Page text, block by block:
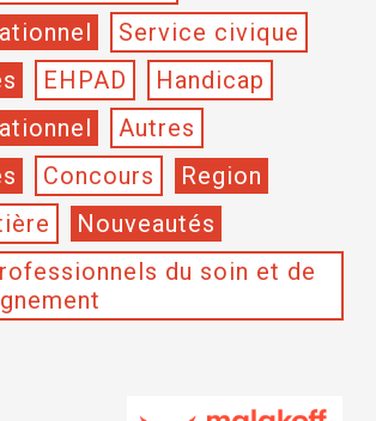
Service civique
EHPAD
Handicap
Autres
Concours
Region
Nouveautés
du soin et de